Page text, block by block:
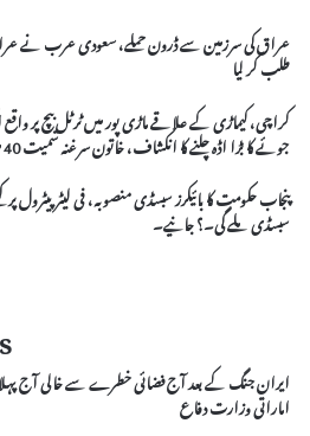
عراق کی سرزمین سے ڈرون حملے، سعودی عرب نے
طلب کر لیا
کراچی، کیماڑی کے علاقے ماڑی پور میں ٹرٹل بیچ پر
جوئے کا بڑا اڈہ چلنے کا انکشاف، خاتون سرغنہ سمیت 40 ملزمان گرفتار
پنجاب حکومت کا بائیکرز سبسڈی منصوبہ، فی لیٹر پیٹرول
سبسڈی ملے گی۔؟ جانیے۔
ایران جنگ کے بعد آج فضائی خطرے سے خالی آج
اماراتی وزارت دفاع